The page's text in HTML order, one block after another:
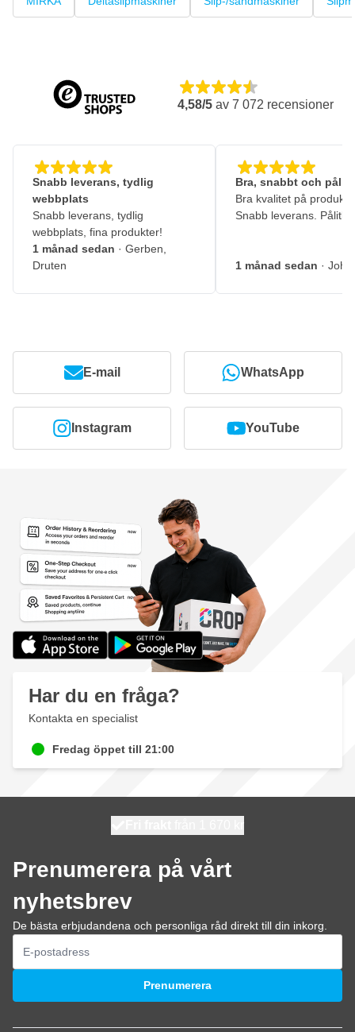
4,58/5 av 7 072 recensioner
Snabb leverans, tydlig
webbplats
Snabb leverans, tydlig
webbplats, fina produkter!
1 månad sedan · Gerben,
Druten
Bra, snabbt och
Bra kvalitet på
Snabb leverans.
1 månad sedan ·
E-mail WhatsApp
Instagram YouTube
Har du en fråga?
Kontakta en specialist
Fredag öppet till 21:00
Prenumerera på vårt
nyhetsbrev
De bästa erbjudandena och personliga råd direkt till din inkorg.
E-postadress
Prenumerera